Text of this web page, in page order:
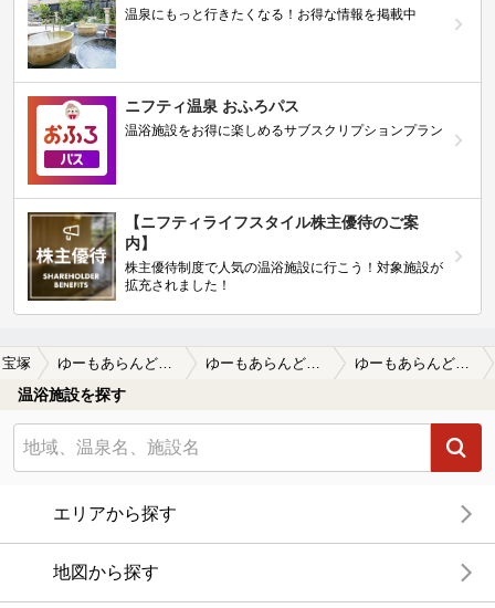
温泉にもっと行きたくなる！お得な情報を掲載中
ニフティ温泉 おふろパス
温浴施設をお得に楽しめるサブスクリプションプラン
【ニフティライフスタイル株主優待のご案
内】
株主優待制度で人気の温浴施設に行こう！対象施設が
拡充されました！
宝塚 ゆーもあらんど福栄の口コミ ポイントが3倍でマッサージバスでかわり…
温浴施設を探す
エリアから探す
地図から探す